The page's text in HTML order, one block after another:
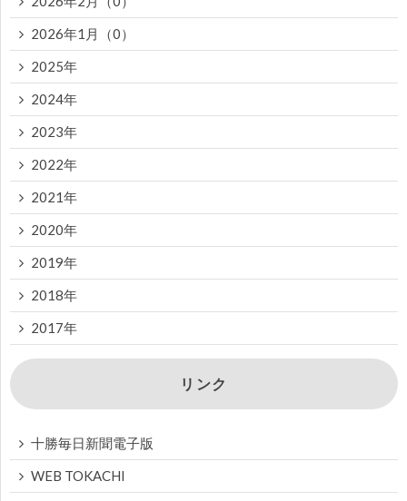
2026年1月（0）
2025年
2024年
2023年
2022年
2021年
2020年
2019年
2018年
2017年
リンク
十勝毎日新聞電子版
WEB TOKACHI